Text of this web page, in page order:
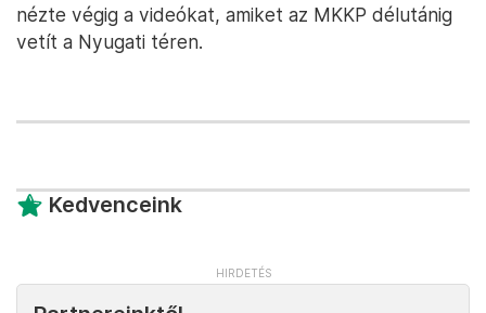
nézte végig a videókat, amiket az MKKP délutánig
vetít a Nyugati téren.
Kedvenceink